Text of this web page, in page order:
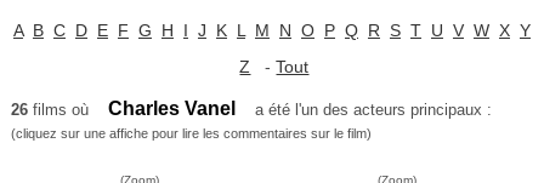
A B C D E F G H I J K L M N O P Q R S T U V W X Y
Z -Tout
26films où Charles Vanel a été l'un des acteurs principaux :
(cliquez sur une affiche pour lire les commentaires sur le film)
(Zoom) (Zoom)